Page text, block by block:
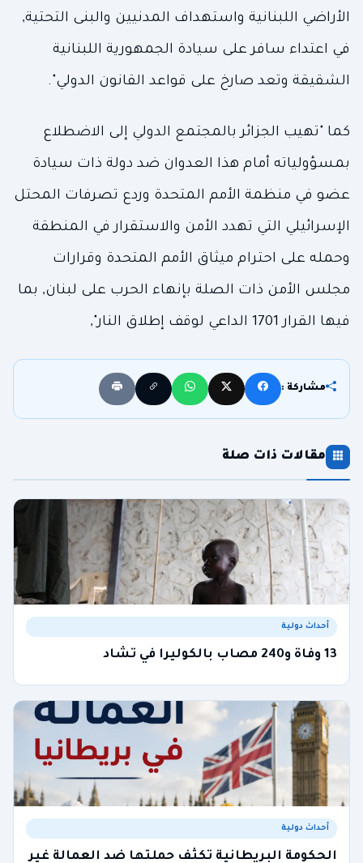
الأراضي اللبنانية واستهداف المدنيين والبنى التحتية,
في اعتداء سافر على سيادة الجمهورية اللبنانية
الشقيقة وتعد صارخ على قواعد القانون الدولي".
كما "تهيب الجزائر بالمجتمع الدولي إلى الاضطلاع
بمسؤولياته أمام هذا العدوان ضد دولة ذات سيادة
عضو في منظمة الأمم المتحدة وردع تصرفات المحتل
الإسرائيلي التي تهدد الأمن والاستقرار في المنطقة
وحمله على احترام ميثاق الأمم المتحدة وقرارات
مجلس الأمن ذات الصلة بإنهاء الحرب على لبنان, بما
فيها القرار 1701 الداعي لوقف إطلاق النار",
مشاركة :
مقالات ذات صلة
أحداث دولية
13 وفاة و240 مصاب بالكوليرا في تشاد
أحداث دولية
الحكومة البريطانية تكثف حملتها ضد العمالة غير